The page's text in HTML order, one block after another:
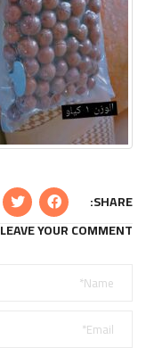
SHARE:
LEAVE YOUR COMMENT